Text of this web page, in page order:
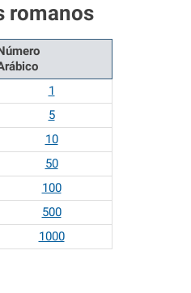
romanos
1
5
10
50
100
500
1000